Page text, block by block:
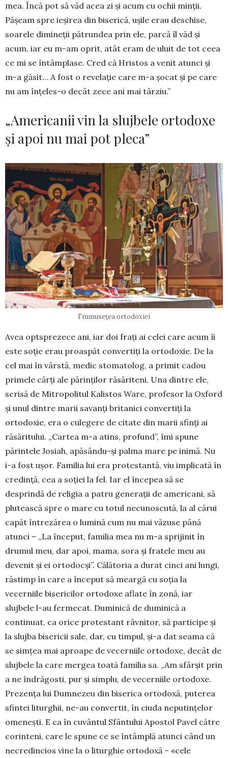
mea. Încă pot să văd acea zi și acum cu ochii minții.
Pășeam spre ieșirea din biserică, ușile erau deschise,
soarele dimineții pătrundea prin ele, parcă îl văd și
acum, iar eu m-am oprit, atât eram de uluit de tot ceea
ce mi se întâmplase. Cred că Hristos a venit atunci și
m-a găsit… A fost o revelație care m-a șocat și pe care
nu am înțeles-o decât zece ani mai târziu.”
„Americanii vin la slujbele ortodoxe
și apoi nu mai pot pleca”
Frumusețea ortodoxiei
Avea optsprezece ani, iar doi frați ai celei care acum îi
este soție erau proaspăt convertiți la ortodoxie. De la
cel mai în vârstă, medic stomatolog, a primit cadou
primele cărți ale părinților răsăriteni. Una dintre ele,
scrisă de Mitropolitul Kalistos Ware, profesor la Oxford
și unul dintre marii savanți britanici convertiți la
ortodoxie, era o culegere de citate din marii sfinți ai
răsăritului. „Cartea m-a atins, profund”, îmi spune
părintele Josiah, apăsându-și palma mare pe inimă. Nu
i-a fost ușor. Familia lui era protestantă, viu implicată în
credință, cea a soției la fel. Iar el începea să se
desprindă de religia a patru generații de americani, să
plutească spre o mare cu totul necunoscută, la al cărui
capăt întrezărea o lumină cum nu mai văzuse până
atunci – „La început, familia mea nu m-a sprijinit în
drumul meu, dar apoi, mama, sora și fratele meu au
devenit și ei ortodocși”. Călătoria a durat cinci ani lungi,
răstimp în care a început să meargă cu soția la
vecerniile bisericilor ortodoxe aflate în zonă, iar
slujbele l-au fermecat. Duminică de duminică a
continuat, ca orice protestant râvnitor, să participe și
la slujba bisericii sale, dar, cu timpul, și-a dat seama că
se simțea mai aproape de vecerniile ortodoxe, decât de
slujbele la care mergea toată familia sa. „Am sfârșit prin
a ne îndrăgosti, pur și simplu, de vecerniile ortodoxe.
Prezența lui Dumnezeu din biserica ortodoxă, puterea
sfintei liturghii, ne-au convertit, în ciuda neputințelor
omenești. E ca în cuvântul Sfântului Apostol Pavel către
corinteni, care le spune ce se întâmplă atunci când un
necredincios vine la o liturghie ortodoxă – «cele